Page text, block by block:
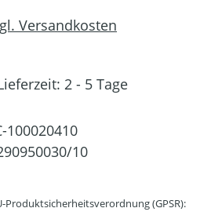
Versandkosten
2 - 5 Tage
100020410
10
Produktsicherheitsverordnung (GPSR):